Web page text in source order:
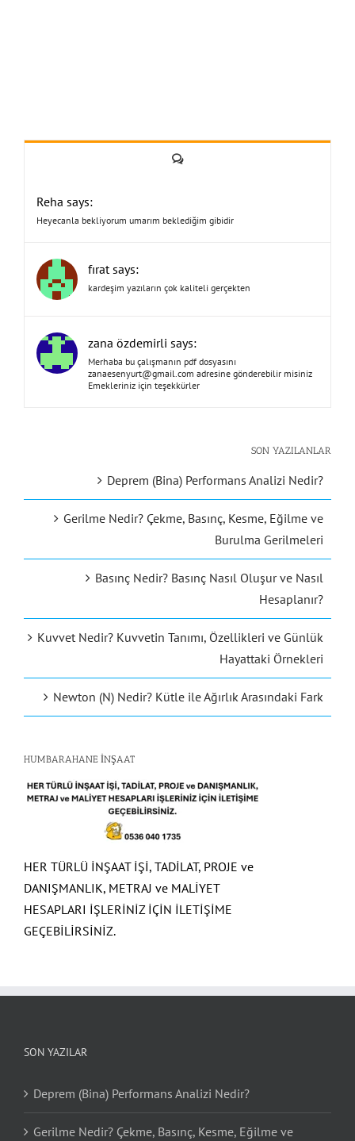
Yorum
Reha says:
Heyecanla bekliyorum umarım beklediğim gibidir
fırat says:
kardeşim yazıların çok kaliteli gerçekten
zana özdemirli says:
Merhaba bu çalışmanın pdf dosyasını
zanaesenyurt@gmail.com adresine gönderebilir misiniz
Emekleriniz için teşekkürler
SON YAZILANLAR
Deprem (Bina) Performans Analizi Nedir?
Gerilme Nedir? Çekme, Basınç, Kesme, Eğilme ve
Burulma Gerilmeleri
Basınç Nedir? Basınç Nasıl Oluşur ve Nasıl
Hesaplanır?
Kuvvet Nedir? Kuvvetin Tanımı, Özellikleri ve Günlük
Hayattaki Örnekleri
Newton (N) Nedir? Kütle ile Ağırlık Arasındaki Fark
HUMBARAHANE İNŞAAT
HER TÜRLÜ İNŞAAT İŞİ, TADİLAT, PROJE ve
DANIŞMANLIK, METRAJ ve MALİYET
HESAPLARI İŞLERİNİZ İÇİN İLETİŞİME
GEÇEBİLİRSİNİZ.
SON YAZILAR
Deprem (Bina) Performans Analizi Nedir?
Gerilme Nedir? Çekme, Basınç, Kesme, Eğilme ve